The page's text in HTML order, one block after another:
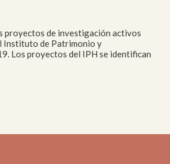
proyectos de investigación activos
Instituto de Patrimonio y
Los proyectos del IPH se identifican